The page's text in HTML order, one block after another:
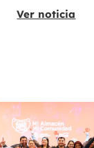
Ver noticia